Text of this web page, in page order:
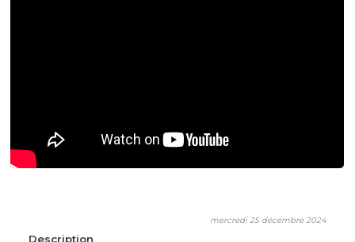
mercredi 25 décembre 2024
Description